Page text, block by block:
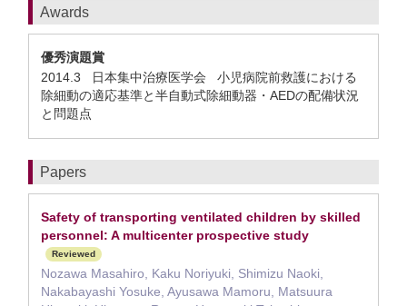
Awards
優秀演題賞
2014.3 日本集中治療医学会 小児病院前救護における
除細動の適応基準と半自動式除細動器・AEDの配備状況
と問題点
Papers
Safety of transporting ventilated children by skilled
personnel: A multicenter prospective study
Reviewed
Nozawa Masahiro, Kaku Noriyuki, Shimizu Naoki,
Nakabayashi Yosuke, Ayusawa Mamoru, Matsuura